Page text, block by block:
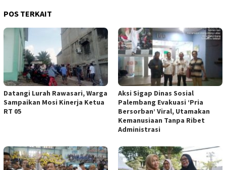
POS TERKAIT
Datangi Lurah Rawasari, Warga
Sampaikan Mosi Kinerja Ketua
RT 05
Aksi Sigap Dinas Sosial
Palembang Evakuasi ‘Pria
Bersorban’ Viral, Utamakan
Kemanusiaan Tanpa Ribet
Administrasi